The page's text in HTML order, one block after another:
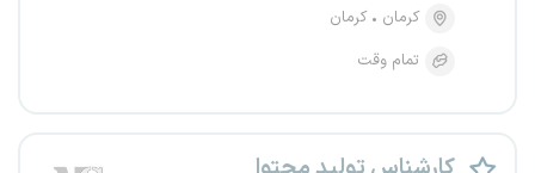
کرمان
کرمان
تمام وقت